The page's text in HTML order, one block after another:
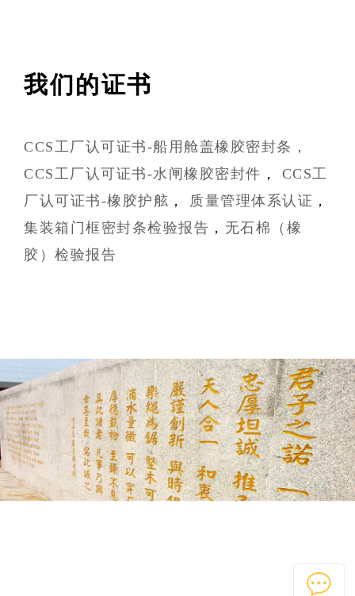
我们的证书
CCS工厂认可证书-船用舱盖橡胶密封条，
CCS工厂认可证书-水闸橡胶密封件 ， CCS工
厂认可证书-橡胶护舷 ， 质量管理体系认证 ，
集装箱门框密封条检验报告 ， 无石棉（橡
胶）检验报告